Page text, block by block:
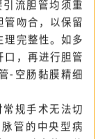
血管修复需要行
胆管均须重
管吻合，以保留
理完整性。如多
，再进行胆管
-空肠黏膜精细